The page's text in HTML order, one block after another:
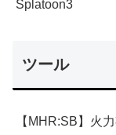
Splatoon3
ツール
【MHR:SB】火